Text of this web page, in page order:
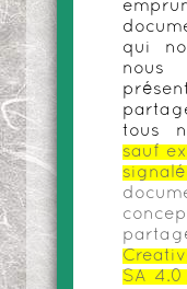
qui
nous
tous
sauf
SA 4.0